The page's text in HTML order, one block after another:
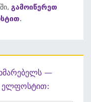
გამოიწერეთ
.
—
ელფოსტით: